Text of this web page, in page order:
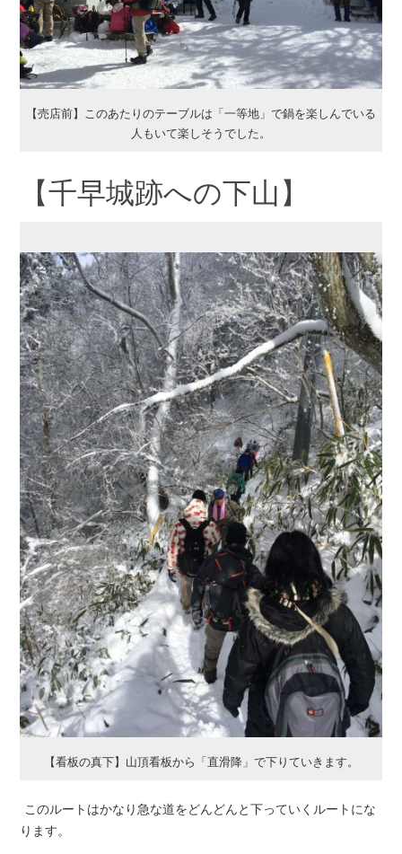
【売店前】このあたりのテーブルは「一等地」で鍋を楽しんでいる
人もいて楽しそうでした。
【千早城跡への下山】
【看板の真下】山頂看板から「直滑降」で下りていきます。
このルートはかなり急な道をどんどんと下っていくルートにな
ります。